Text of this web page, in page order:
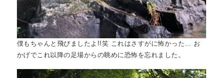
僕もちゃんと飛びましたよ!!笑 これはさすがに怖かった… お
かげでこれ以降の足場からの眺めに恐怖を忘れました。